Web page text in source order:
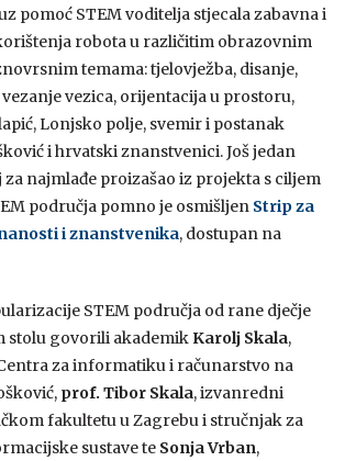
pomoć STEM voditelja stjecala zabavna i
robota u različitim obrazovnim
temama: tjelovježba, disanje,
vezica, orijentacija u prostoru,
Lonjsko polje, svemir i postanak
i hrvatski znanstvenici. Još jedan
najmlađe proizašao iz projekta s ciljem
područja pomno je osmišljen Strip za
i znanstvenika, dostupan na
STEM područja od rane dječje
stolu govorili akademik Karolj Skala,
za informatiku i računarstvo na
prof. Tibor Skala, izvanredni
fakultetu u Zagrebu i stručnjak za
sustave te Sonja Vrban,